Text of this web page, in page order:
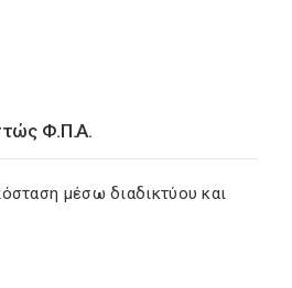
Φ.Π.Α.
μέσω διαδικτύου και